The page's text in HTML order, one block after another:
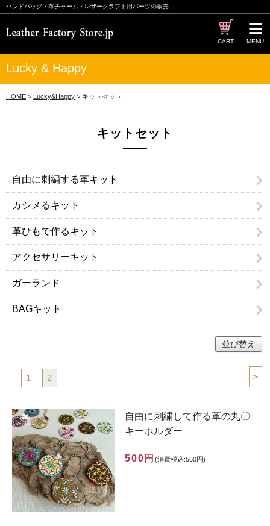
ハンドバッグ・革チャーム・レザークラフト用パーツの販売
MENU
CART
Lucky & Happy
HOME > Lucky&Happy > キットセット
キットセット
自由に刺繍する革キット
カシメるキット
革ひもで作るキット
アクセサリーキット
ガーランド
BAGキット
並び替え
>
1 2
自由に刺繍して作る革の丸〇
キーホルダー
500円 (消費税込:550円)